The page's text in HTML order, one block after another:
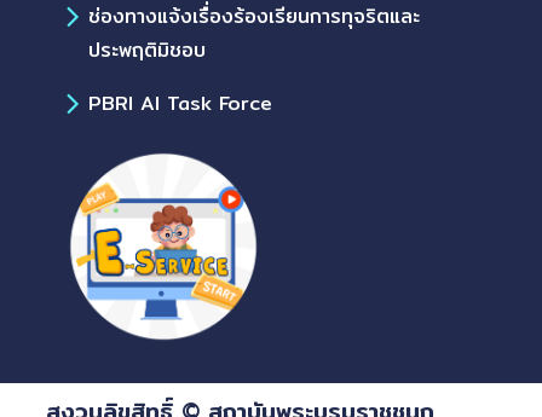
ช่องทางแจ้งเรื่องร้องเรียนการทุจริตและ
ประพฤติมิชอบ
PBRI AI Task Force